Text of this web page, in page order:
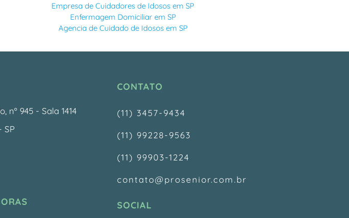
Empresa de Cuidadores de Idosos em SP
Enfermagem Domiciliar em SP
Agencia de Cuidado de Idosos em SP
nº 945 - Sala 1414
SP
CONTATO
(11) 3457-9434
(11) 99228-9563
(11) 99903-1224
contato@prosenior.com.br
SOCIAL